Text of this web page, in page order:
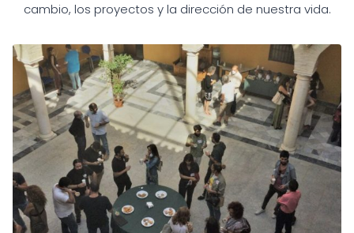
cambio, los proyectos y la dirección de nuestra vida.